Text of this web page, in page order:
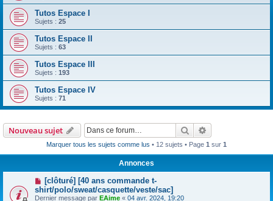
Tutos Espace I
Sujets : 25
Tutos Espace II
Sujets : 63
Tutos Espace III
Sujets : 193
Tutos Espace IV
Sujets : 71
Nouveau sujet Rechercher
Marquer tous les sujets comme lus • 12 sujets • Page 1 sur 1
Annonces
[clôturé] [40 ans commande t-
shirt/polo/sweat/casquette/veste/sac]
Dernier message par EAime « 04 avr. 2024, 19:20